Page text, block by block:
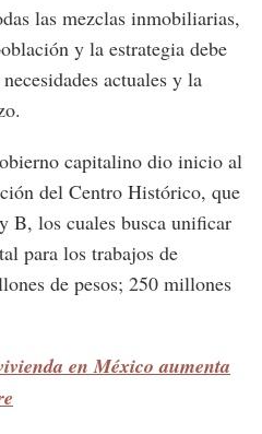
las mezclas inmobiliarias,
y la estrategia debe
actuales y la
capitalino dio inicio al
del Centro Histórico, que
B, los cuales busca unificar
para los trabajos de
de pesos; 250 millones
en México aumenta